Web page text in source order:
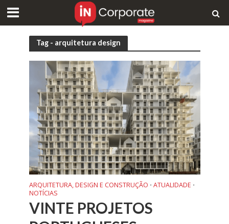
Tag - arquitetura design
ARQUITETURA, DESIGN E CONSTRUÇÃO • ATUALIDADE •
NOTÍCIAS
VINTE PROJETOS